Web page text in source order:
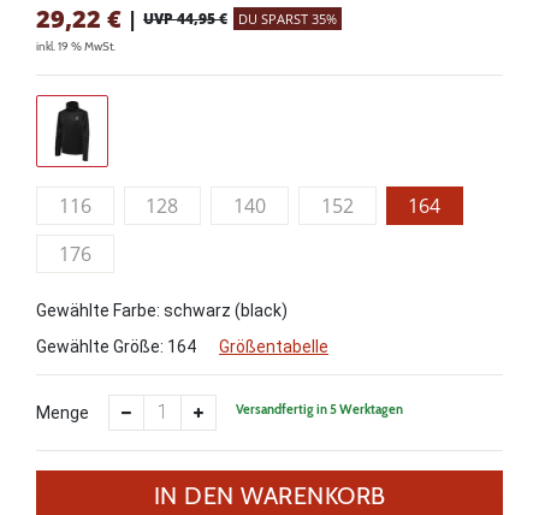
29,22 € | UVP 44,95 € DU SPARST 35%
inkl. 19 % MwSt.
116 128 140 152
164
176
Gewählte Farbe: schwarz (black)
Gewählte Größe: 164 Größentabelle
Menge Versandfertig in 5 Werktagen
IN DEN WARENKORB